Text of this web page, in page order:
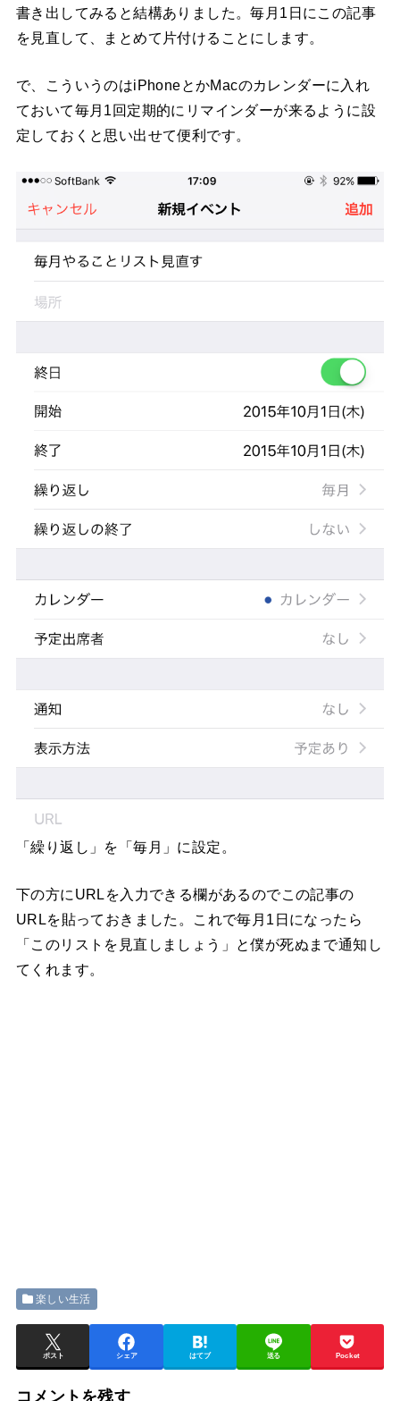
書き出してみると結構ありました。毎月1日にこの記事
を見直して、まとめて片付けることにします。
で、こういうのはiPhoneとかMacのカレンダーに入れ
ておいて毎月1回定期的にリマインダーが来るように設
定しておくと思い出せて便利です。
「繰り返し」を「毎月」に設定。
下の方にURLを入力できる欄があるのでこの記事の
URLを貼っておきました。これで毎月1日になったら
「このリストを見直しましょう」と僕が死ぬまで通知し
てくれます。
楽しい生活
ポスト シェア はてブ 送る Pocket
コメントを残す